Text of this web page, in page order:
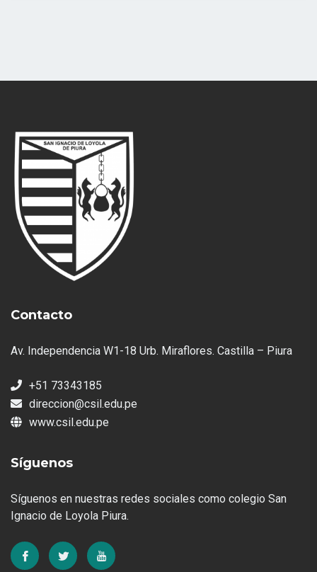
Contacto
Av. Independencia W1-18 Urb. Miraflores. Castilla – Piura
+51 73343185
direccion@csil.edu.pe
www.csil.edu.pe
Síguenos
Síguenos en nuestras redes sociales como colegio San
Ignacio de Loyola Piura.